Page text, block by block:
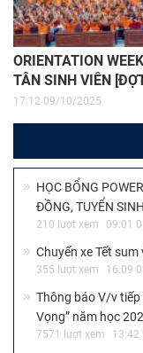
ORIENTATION
TÂN SINH VIÊN
17:12 09/10/2025
HỌC BỔNG
ĐỒNG, TUYỂN
210 lượt xem 09:01
Chuyến xe Tết
355 lượt xem 16:09
Thông báo V/v
Vọng” năm học
7571 lượt xem